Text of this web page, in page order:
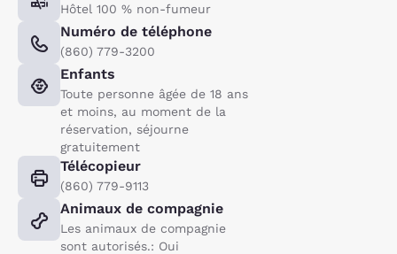
Hôtel 100 % non-fumeur
Numéro de téléphone
(860) 779-3200
Enfants
Toute personne âgée de 18 ans
et moins, au moment de la
réservation, séjourne
gratuitement
Télécopieur
(860) 779-9113
Animaux de compagnie
Les animaux de compagnie
sont autorisés.: Oui